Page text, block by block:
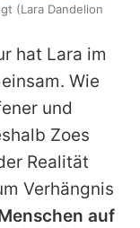
hat Lara im
Wie
und
Zoes
Realität
Verhängnis
auf
(Lara Dandelion